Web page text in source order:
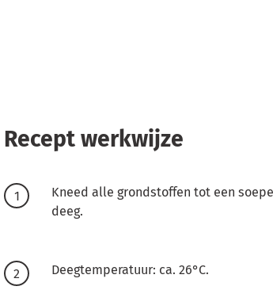
Recept werkwijze
Kneed alle grondstoffen tot een
deeg.
Deegtemperatuur: ca. 26°C.